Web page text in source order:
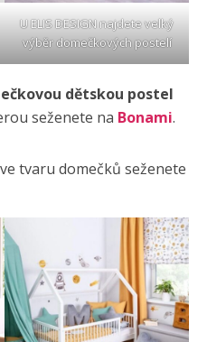
UELIS DESIGNnajdete velký
výběr domečkových postelí
dětskou postel
seženete na Bonami.
tvaru domečků seženete